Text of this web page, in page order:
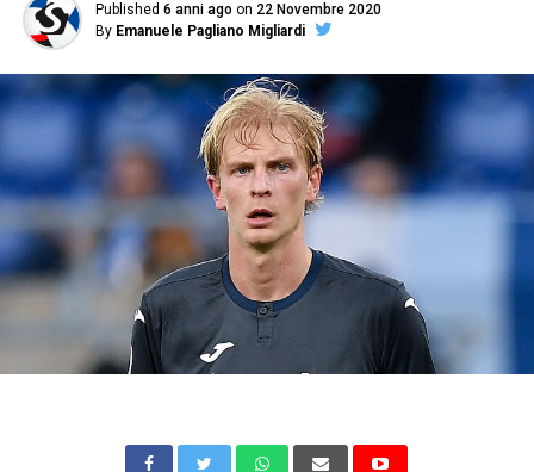
Published 6 anni ago on 22 Novembre 2020
By Emanuele Pagliano Migliardi